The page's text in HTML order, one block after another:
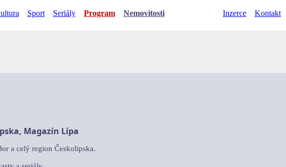
Sport Seriály Program Nemovitosti Inzerce Kontakt
Magazín Lípa
a celý region Českolipska.